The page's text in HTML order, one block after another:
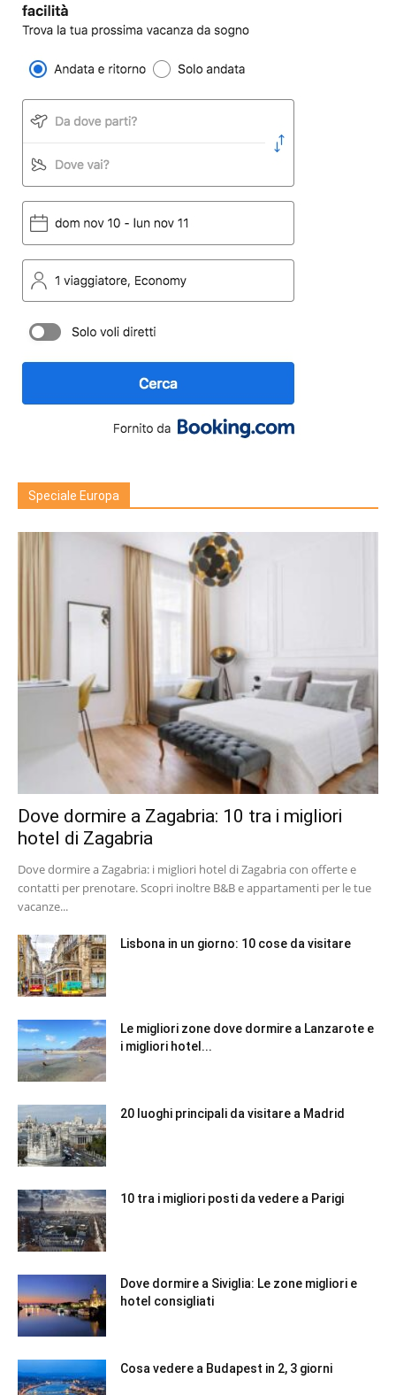
Speciale Europa
Dove dormire a Zagabria: 10 tra i migliori
hotel di Zagabria
Dove dormire a Zagabria: i migliori hotel di Zagabria con offerte e
contatti per prenotare. Scopri inoltre B&B e appartamenti per le tue
vacanze...
Lisbona in un giorno: 10 cose da visitare
Le migliori zone dove dormire a Lanzarote e
i migliori hotel...
20 luoghi principali da visitare a Madrid
10 tra i migliori posti da vedere a Parigi
Dove dormire a Siviglia: Le zone migliori e
hotel consigliati
Cosa vedere a Budapest in 2, 3 giorni